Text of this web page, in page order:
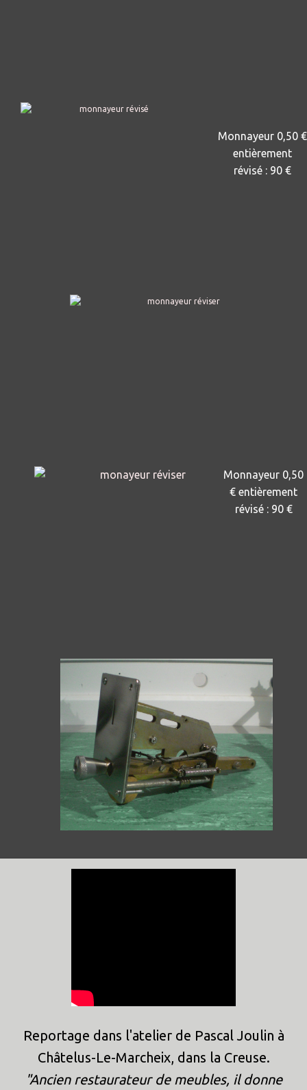
Monnayeur 0,50 €
entièrement
révisé : 90 €
Monnayeur 0,50
€ entièrement
révisé : 90 €
Reportage dans l'atelier de Pascal Joulin à
Châtelus-Le-Marcheix, dans la Creuse.
"Ancien restaurateur de meubles, il donne